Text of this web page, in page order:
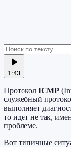
1:43
Протокол ICMP
служебный
выполняет
то идет не так,
проблеме.
Вот типичные